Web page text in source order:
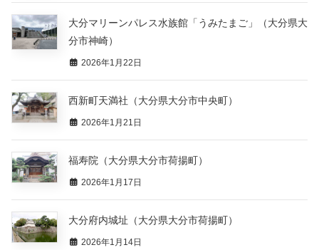
大分マリーンパレス水族館「うみたまご」（大分県大
分市神崎）
2026年1月22日
西新町天満社（大分県大分市中央町）
2026年1月21日
福寿院（大分県大分市荷揚町）
2026年1月17日
大分府内城址（大分県大分市荷揚町）
2026年1月14日